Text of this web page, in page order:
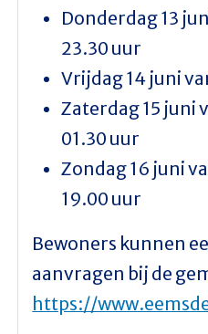
Donderdag 13
23.30 uur
Vrijdag 14 juni
Zaterdag 15 juni
01.30 uur
Zondag 16 juni
19.00 uur
Bewoners kunnen
aanvragen bij de
https://